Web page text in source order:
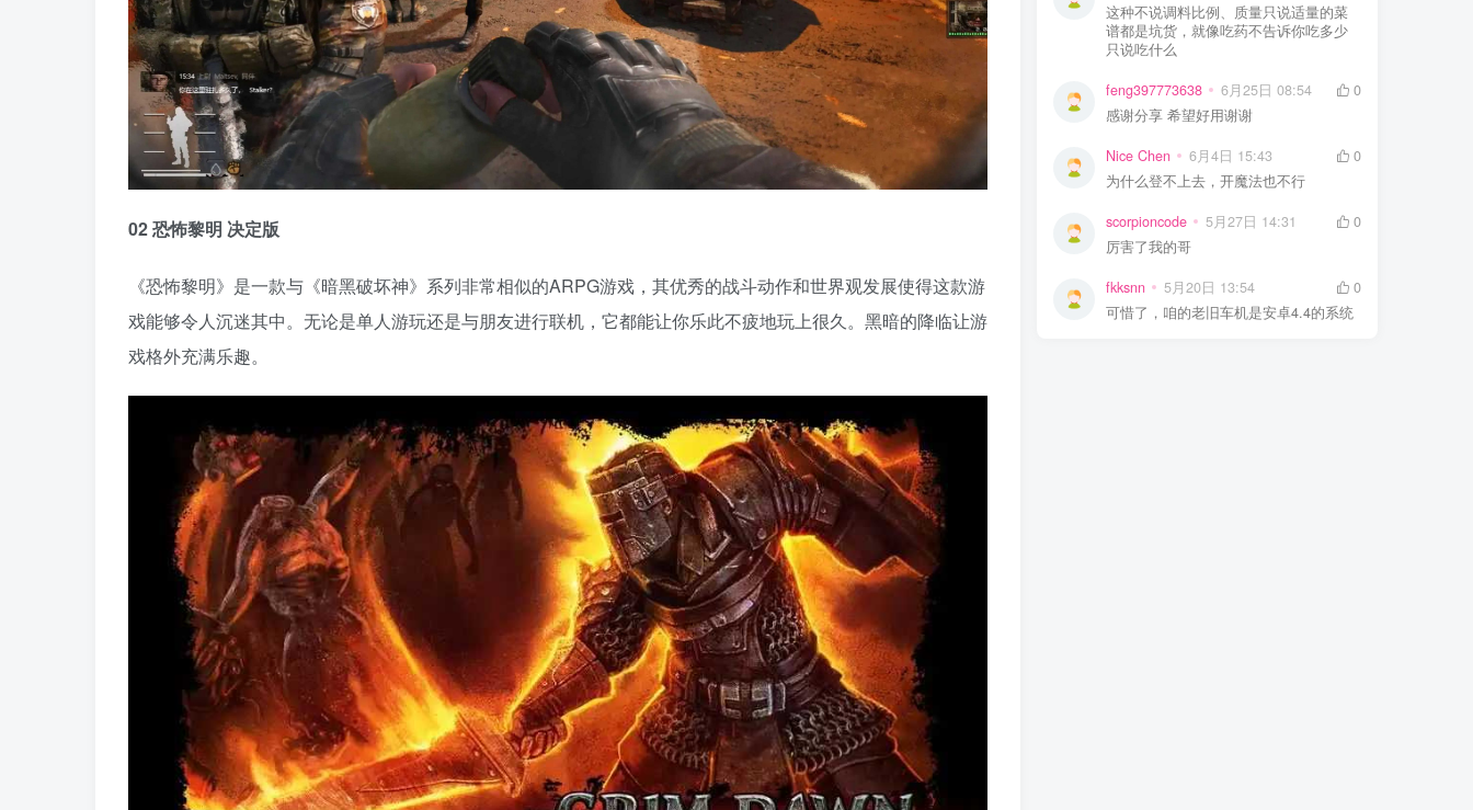
02 恐怖黎明 决定版
《恐怖黎明》是一款与《暗黑破坏神》系列非常相似的ARPG游戏，其优秀的战斗动作和世界观发展使得这款游
戏能够令人沉迷其中。无论是单人游玩还是与朋友进行联机，它都能让你乐此不疲地玩上很久。黑暗的降临让游
戏格外充满乐趣。
这种不说调料比例、质量只说适量的菜
谱都是坑货，就像吃药不告诉你吃多少
只说吃什么
feng397773638 6月25日 08:54
0
感谢分享 希望好用谢谢
Nice Chen 6月4日 15:43
0
为什么登不上去，开魔法也不行
scorpioncode 5月27日 14:31
0
厉害了我的哥
fkksnn 5月20日 13:54
0
可惜了，咱的老旧车机是安卓4.4的系统